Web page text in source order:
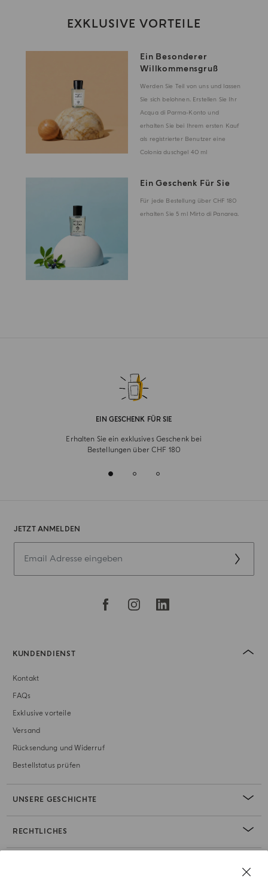
EXKLUSIVE VORTEILE
Ein Besonderer
Willkommensgruß
Werden Sie Teil von uns und lassen
Sie sich belohnen. Erstellen Sie Ihr
Acqua di Parma-Konto und
erhalten Sie bei Ihrem ersten Kauf
als registrierter Benutzer eine
Colonia duschgel 40 ml
Ein Geschenk Für Sie
Für jede Bestellung über CHF 180
erhalten Sie 5 ml Mirto di Panarea.
EIN GESCHENK FÜR SIE
Erhalten Sie ein exklusives Geschenk bei
Bestellungen über CHF 180
JETZT ANMELDEN
KUNDENDIENST
Kontakt
FAQs
Exklusive vorteile
Versand
Rücksendung und Widerruf
Bestellstatus prüfen
UNSERE GESCHICHTE
RECHTLICHES